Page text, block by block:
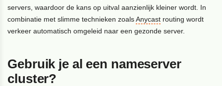
servers, waardoor de kans op uitval aanzienlijk kleiner wordt. In
combinatie met slimme technieken zoalsAnycast routing wordt
verkeer automatisch omgeleid naar een gezonde server.
Gebruik je al een nameserver
cluster?